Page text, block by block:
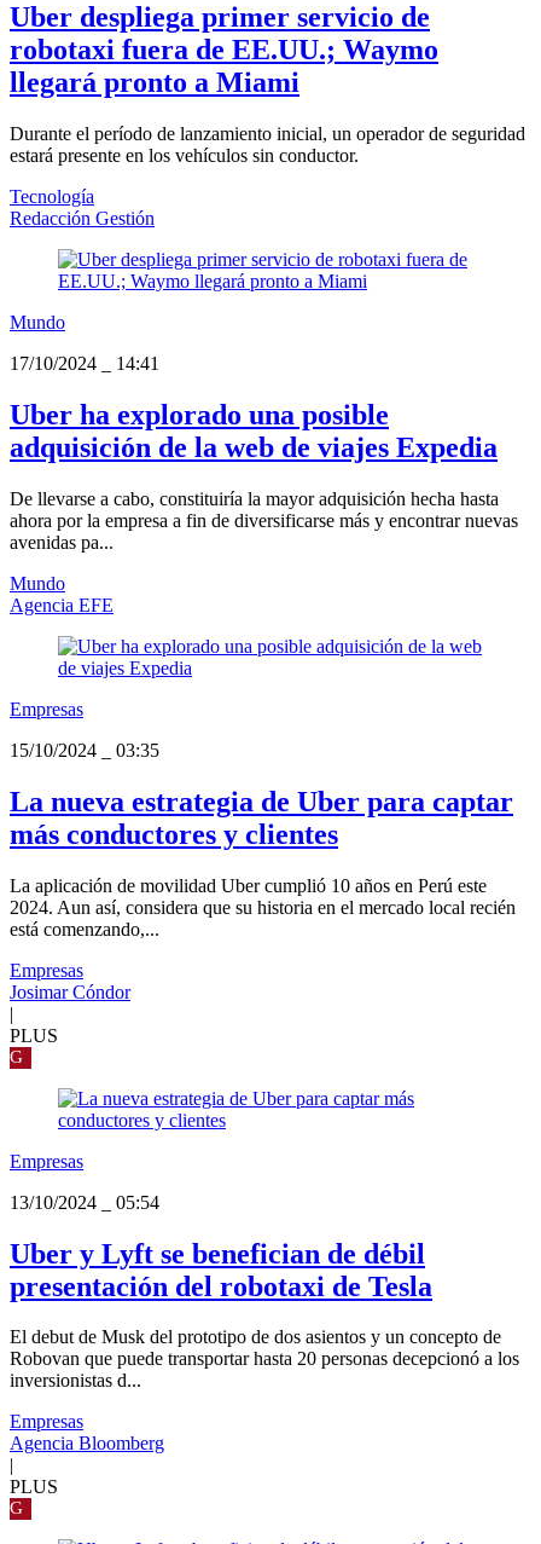
Uber despliega primer servicio de
robotaxi fuera de EE.UU.; Waymo
llegará pronto a Miami
Durante el período de lanzamiento inicial, un operador de seguridad
estará presente en los vehículos sin conductor.
Tecnología
Redacción Gestión
Mundo
17/10/2024
14:41
Uber ha explorado una posible
adquisición de la web de viajes Expedia
De llevarse a cabo, constituiría la mayor adquisición hecha hasta
ahora por la empresa a fin de diversificarse más y encontrar nuevas
avenidas pa...
Mundo
Agencia EFE
Empresas
15/10/2024
03:35
La nueva estrategia de Uber para captar
más conductores y clientes
La aplicación de movilidad Uber cumplió 10 años en Perú este
2024. Aun así, considera que su historia en el mercado local recién
está comenzando,...
Empresas
Josimar Cóndor
|
PLUS
G
Empresas
13/10/2024
05:54
Uber y Lyft se benefician de débil
presentación del robotaxi de Tesla
El debut de Musk del prototipo de dos asientos y un concepto de
Robovan que puede transportar hasta 20 personas decepcionó a los
inversionistas d...
Empresas
Agencia Bloomberg
PLUS
G